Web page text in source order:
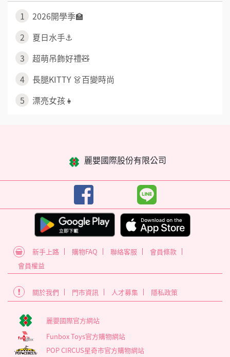
1
2026開學季🏫
2
夏日水手⚓
3
超萌吊飾好禮🧸
4
長腿KITTY 👗百變時尚
5
漂亮女孩👧
麗嬰國際股份有限公司
新手上路 購物FAQ 聯絡客服
會員條款
會員權益
關於我們 門市資訊 人才募集 隱私政策
麗嬰國際官方網站
Funbox Toys官方購物網站
POP CIRCUS星奇市官方購物網站